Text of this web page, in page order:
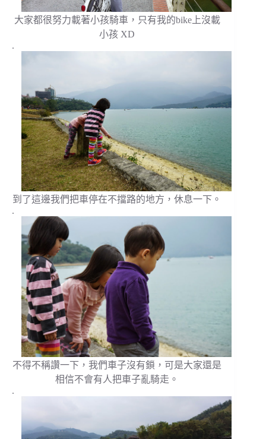
大家都很努力載著小孩騎車，只有我的bike上沒載
小孩 XD
.
到了這邊我們把車停在不擋路的地方，休息一下。
.
不得不稱讚一下，我們車子沒有鎖，可是大家還是
相信不會有人把車子亂騎走。
.